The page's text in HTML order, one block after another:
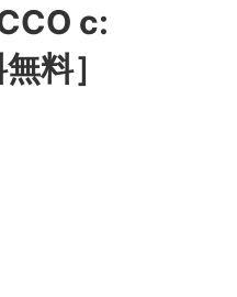
c:
料］